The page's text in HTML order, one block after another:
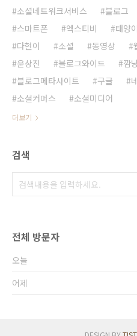
소셜네트워크서비스
블로그
스마트폰
엑스티비 태양이
다현이
소셜 동영상
윤상진
블로그와이드 깜
블로그메타사이트
구글
소셜커머스
소셜미디어
더보기
검색
전체 방문자
오늘
어제